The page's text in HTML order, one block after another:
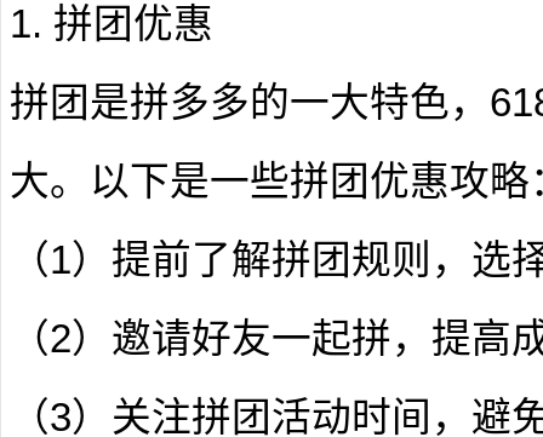
1. 拼团优惠
拼团是拼多多的一大特色，
大。以下是一些拼团优惠攻略
（1）提前了解拼团规则，选
（2）邀请好友一起拼，提高
（3）关注拼团活动时间，避